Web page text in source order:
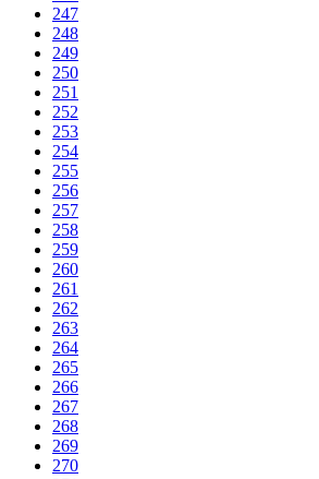
247
248
249
250
251
252
253
254
255
256
257
258
259
260
261
262
263
264
265
266
267
268
269
270